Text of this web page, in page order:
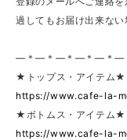
過してもお届け出来ない
—＊—＊—＊—＊—＊—
★トップス・アイテム★
https://www.cafe-la-
★ボトムス・アイテム★
https://www.cafe-la-